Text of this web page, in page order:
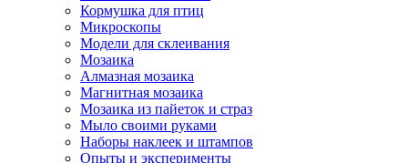
Кормушка для птиц
Микроскопы
Модели для склеивания
Мозаика
Алмазная мозаика
Магнитная мозаика
Мозаика из пайеток и страз
Мыло своими руками
Наборы наклеек и штампов
Опыты и эксперименты